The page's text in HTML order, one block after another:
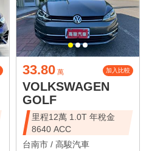
33.80 萬 加入比較
VOLKSWAGEN
GOLF
里程12萬 1.0T 年稅金
8640 ACC
台南市 / 高駿汽車